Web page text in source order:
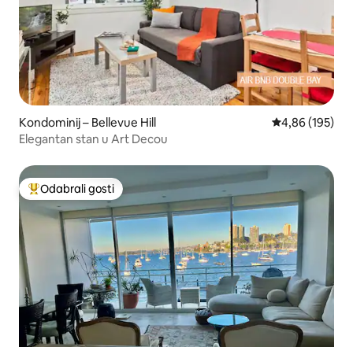
Kondominij – Bellevue Hill Prosječna
4,86 (195)
Elegantan stan u Art Decou
Među najviše rangiranima s oznakom „Odabrali gosti”
Odabrali gosti